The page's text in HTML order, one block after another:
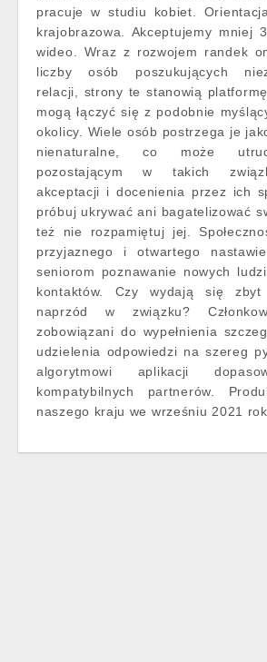
pracuje w studiu kobiet.
krajobrazowa. Akceptujemy mniej
wideo. Wraz z rozwojem randek
liczby osób poszukujących
relacji, strony te stanowią
mogą łączyć się z podobnie
okolicy. Wiele osób postrzega je
nienaturalne, co może
pozostającym w takich
akceptacji i docenienia przez ich
próbuj ukrywać ani bagatelizować
też nie rozpamiętuj jej.
przyjaznego i otwartego
seniorom poznawanie nowych
kontaktów. Czy wydają się
naprzód w związku?
zobowiązani do wypełnienia
udzielenia odpowiedzi na szereg
algorytmowi aplikacji
kompatybilnych partnerów.
naszego kraju we wrześniu 2021